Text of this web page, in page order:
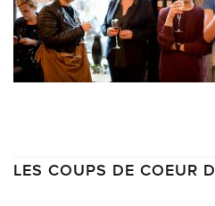
LES COUPS DE COEUR